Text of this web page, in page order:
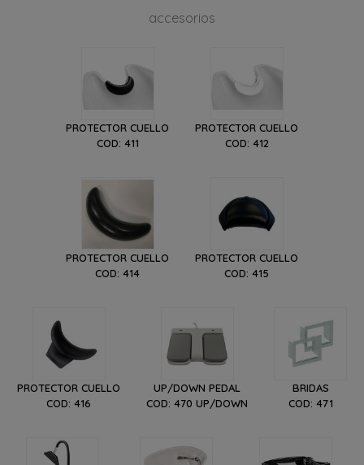
accesorios
PROTECTOR CUELLO
COD: 411
PROTECTOR CUELLO
COD: 412
PROTECTOR CUELLO
COD: 414
PROTECTOR CUELLO
COD: 415
PROTECTOR CUELLO
COD: 416
UP/DOWN PEDAL
COD: 470 UP/DOWN
BRIDAS
COD: 471